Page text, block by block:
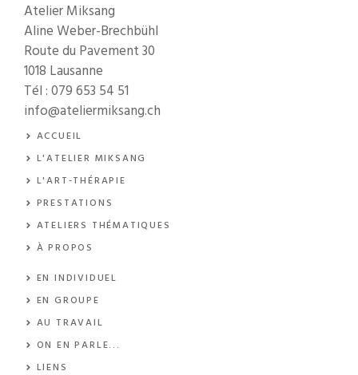
Atelier Miksang
Aline Weber-Brechbühl
Route du Pavement 30
1018 Lausanne
Tél :079 653 54 51
info@ateliermiksang.ch
ACCUEIL
L'ATELIER MIKSANG
L'ART-THÉRAPIE
PRESTATIONS
ATELIERS THÉMATIQUES
À PROPOS
EN INDIVIDUEL
EN GROUPE
AU TRAVAIL
ON EN PARLE...
LIENS